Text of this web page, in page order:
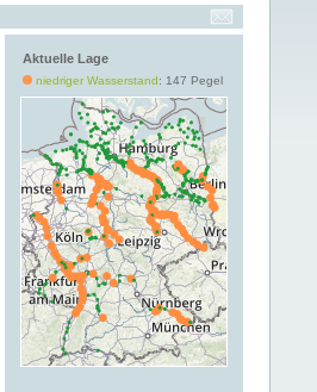
Aktuelle Lage
niedriger Wasserstand: 147 Pegel